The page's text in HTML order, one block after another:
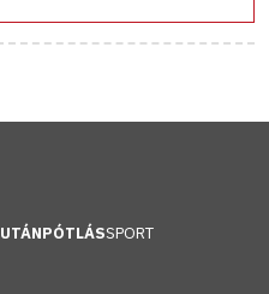
UTÁNPÓTLÁSSPORT